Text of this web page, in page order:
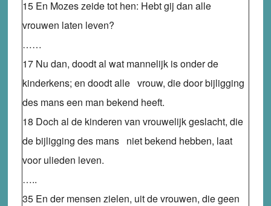
15 En Mozes zeide tot hen: Hebt gij dan alle
vrouwen laten leven?
……
17 Nu dan, doodt al wat mannelijk is onder de
kinderkens; en doodt alle vrouw, die door bijligging
des mans een man bekend heeft.
18 Doch al de kinderen van vrouwelijk geslacht, die
de bijligging des mans niet bekend hebben, laat
voor ulieden leven.
…..
35 En der mensen zielen, uit de vrouwen, die geen